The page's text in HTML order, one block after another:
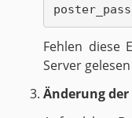
Feh­len diese
Ser­ver
Än­de­rung